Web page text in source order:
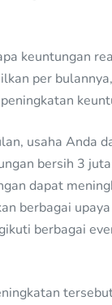
keuntungan
per
usaha Anda
bersih 3
dapat
berbagai
berbagai